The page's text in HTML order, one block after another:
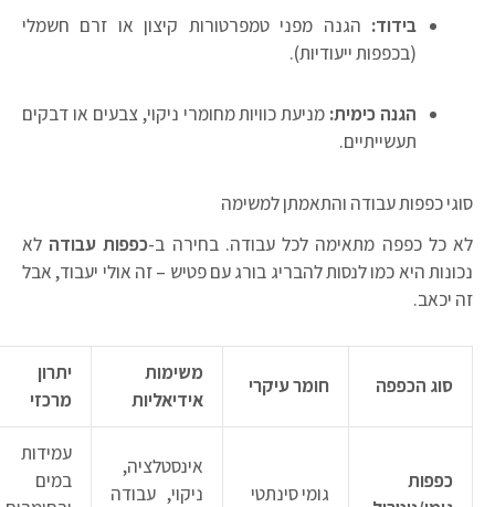
בידוד:הגנה מפני טמפרטורות קיצון או זרם חשמלי
(בכפפות ייעודיות).
הגנה כימית:מניעת כוויות מחומרי ניקוי, צבעים או דבקים
תעשייתיים.
כפפות עבודה והתאמתן למשימה
כל כפפה מתאימה לכל עבודה. בחירה ב-כפפות עבודהלא
היא כמו לנסות להבריג בורג עם פטיש – זה אולי יעבוד, אבל
יכאב.
סוג הכפפה חומר עיקרי
משימות
אידיאליות
יתרון
מרכזי
כפפות
גומי סינתטי
אינסטלציה,
ניקוי, עבודה
עמידות
במים